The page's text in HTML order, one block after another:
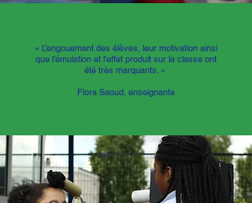
« L’engouement des élèves, leur motivation ainsi
que l’émulation et l’effet produit sur la classe ont
été très marquants. »
Flora Saoud, enseignante